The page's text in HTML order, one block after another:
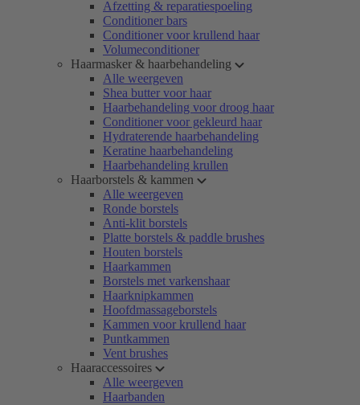
Afzetting & reparatiespoeling
Conditioner bars
Conditioner voor krullend haar
Volumeconditioner
Haarmasker & haarbehandeling
Alle weergeven
Shea butter voor haar
Haarbehandeling voor droog haar
Conditioner voor gekleurd haar
Hydraterende haarbehandeling
Keratine haarbehandeling
Haarbehandeling krullen
Haarborstels & kammen
Alle weergeven
Ronde borstels
Anti-klit borstels
Platte borstels & paddle brushes
Houten borstels
Haarkammen
Borstels met varkenshaar
Haarknipkammen
Hoofdmassageborstels
Kammen voor krullend haar
Puntkammen
Vent brushes
Haaraccessoires
Alle weergeven
Haarbanden